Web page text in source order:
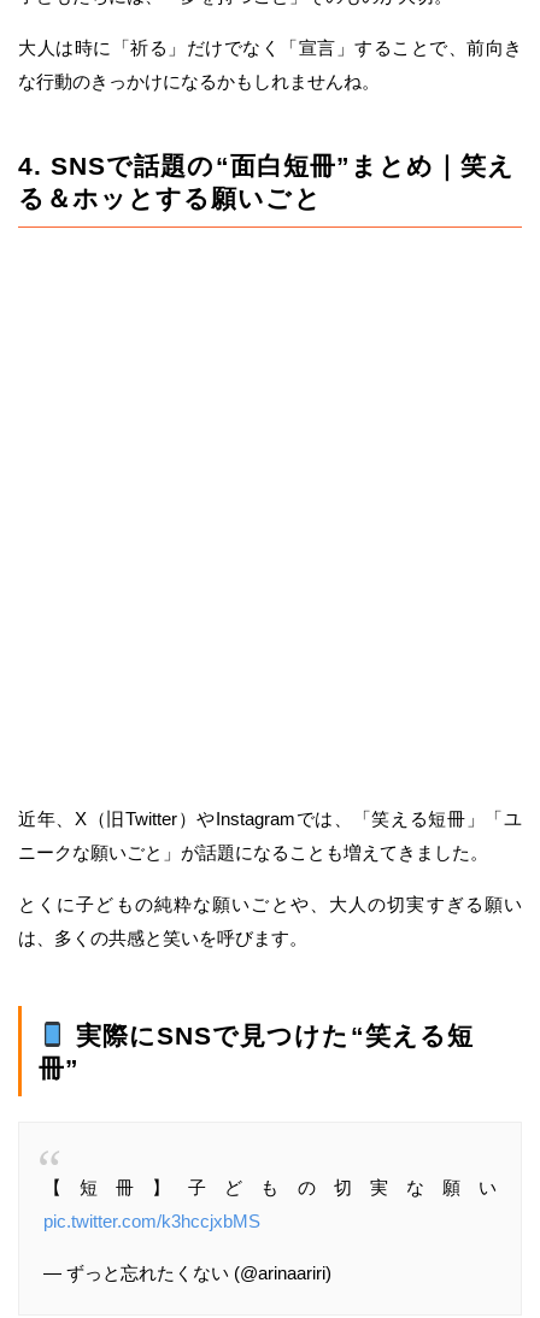
大人は時に「祈る」だけでなく「宣言」することで、前向き
な行動のきっかけになるかもしれませんね。
4. SNSで話題の“面白短冊”まとめ｜笑え
る＆ホッとする願いごと
近年、X（旧Twitter）やInstagramでは、「笑える短冊」「ユ
ニークな願いごと」が話題になることも増えてきました。
とくに子どもの純粋な願いごとや、大人の切実すぎる願い
は、多くの共感と笑いを呼びます。
実際にSNSで見つけた“笑える短
冊”
【短冊】子どもの切実な願い
pic.twitter.com/k3hccjxbMS
— ずっと忘れたくない (@arinaariri)